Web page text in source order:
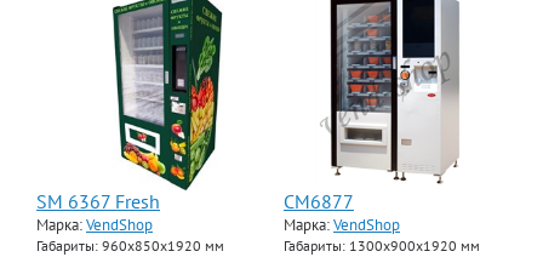
SM 6367 Fresh
Марка:VendShop
Габариты: 960x850x1920 мм
СМ6877
Марка:VendShop
Габариты: 1300x900x1920 мм